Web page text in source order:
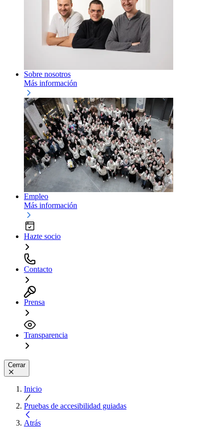
Sobre nosotros
Más información
Empleo
Más información
Hazte socio
Contacto
Prensa
Transparencia
Cerrar
Inicio
Pruebas de accesibilidad guiadas
Atrás